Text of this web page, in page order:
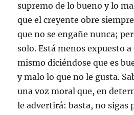
supremo de lo bueno y lo
que el creyente obre
que no se engañe nunca;
solo. Está menos expuesto a
mismo diciéndose que es
y malo lo que no le gusta.
una voz moral que, en
le advertirá: basta, no sigas